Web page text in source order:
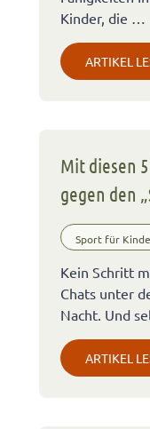
Kinder, die …
ARTIKEL
Mit diesen
gegen den
Sport für
Kein Schritt
Chats unter
Nacht. Und
ARTIKEL